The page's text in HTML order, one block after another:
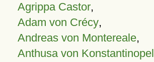
Agrippa Castor,
Adam von Crécy,
Andreas von Montereale,
Anthusa von Konstantinopel